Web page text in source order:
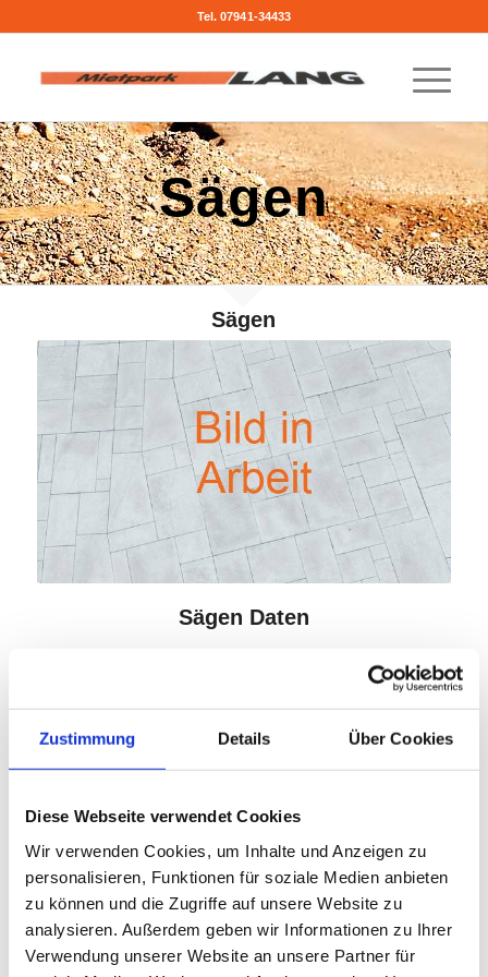
Zustimmung Details Über Cookies
Diese Webseite verwendet Cookies
Wir verwenden Cookies, um Inhalte und Anzeigen zu
personalisieren, Funktionen für soziale Medien anbieten
zu können und die Zugriffe auf unsere Website zu
analysieren. Außerdem geben wir Informationen zu Ihrer
Verwendung unserer Website an unsere Partner für
Tel. 07941-34433
Sägen
Sägen
Sägen Daten
BAUKREISSÄGE ATIKA TYP ATU 450
mit Phasenwender
abschließbarer Motorschutzschalter
starres Sägeblatt
Schnitthöhe 150mm